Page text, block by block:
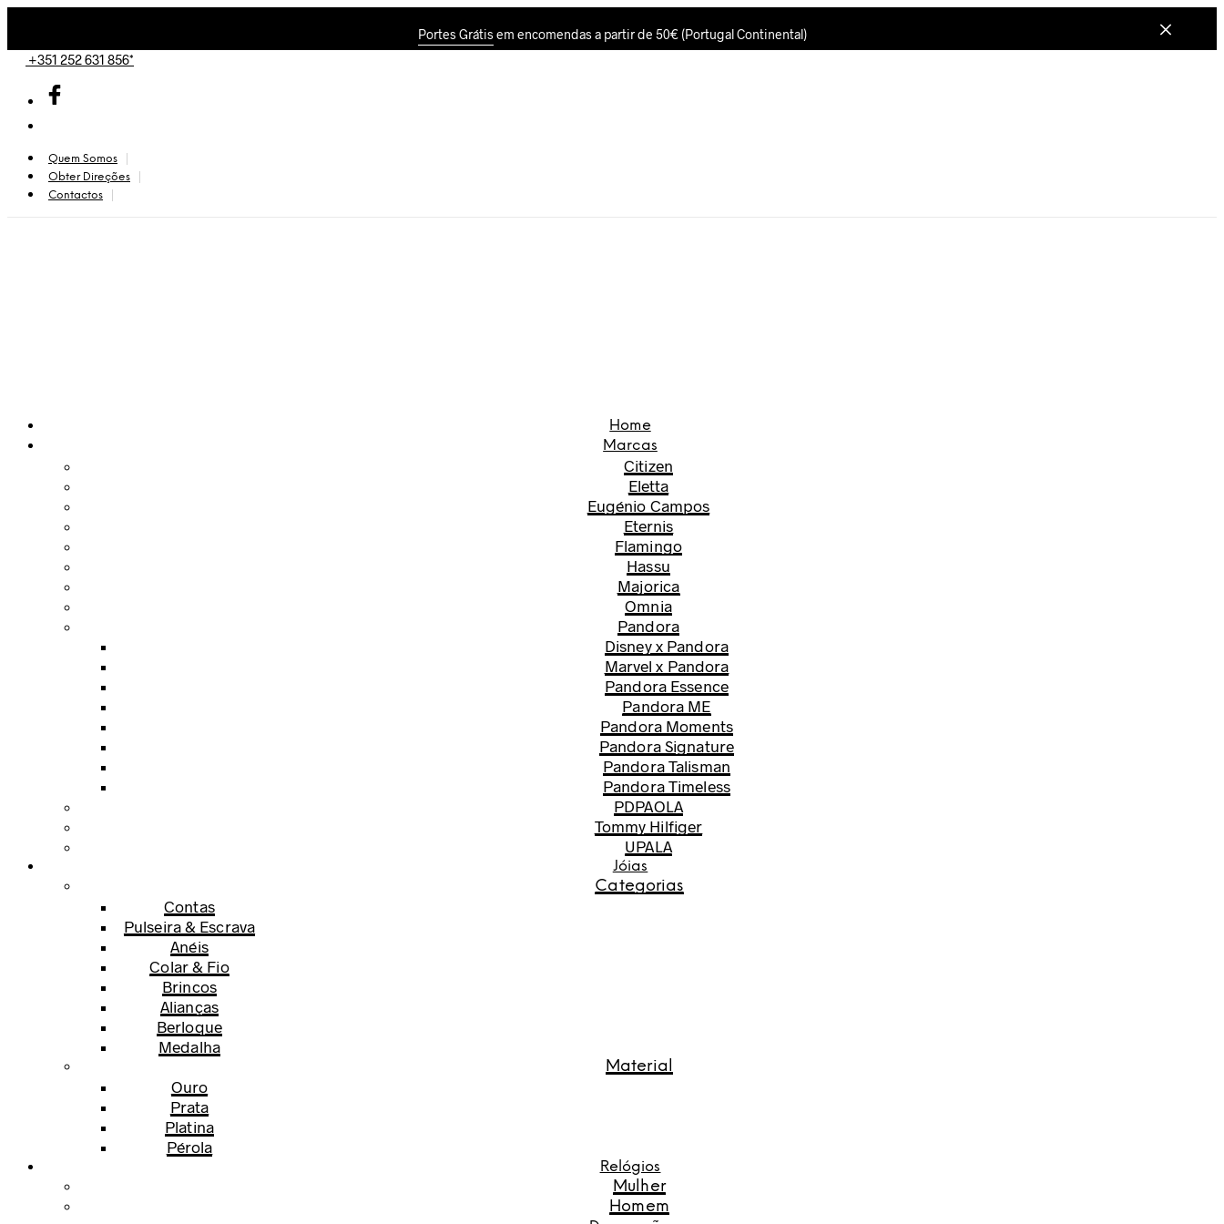
Portes Grátisem encomendas a partir de 50€ (Portugal Continental)
+351 252 631 856*
Quem Somos
Obter Direções
Contactos
Home
Marcas
Citizen
Eletta
Eugénio Campos
Eternis
Flamingo
Hassu
Majorica
Omnia
Pandora
Disney x Pandora
Marvel x Pandora
Pandora Essence
Pandora ME
Pandora Moments
Pandora Signature
Pandora Talisman
Pandora Timeless
PDPAOLA
Tommy Hilfiger
UPALA
Jóias
Categorias
Contas
Pulseira & Escrava
Anéis
Colar & Fio
Brincos
Alianças
Berloque
Medalha
Material
Ouro
Prata
Platina
Pérola
Relógios
Mulher
Homem